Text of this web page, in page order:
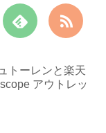
トーレンと楽天
アウトレッ